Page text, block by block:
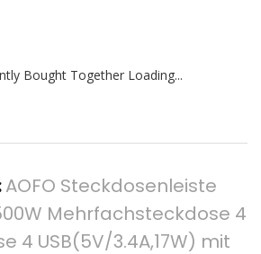
Bought Together Loading...
AOFO Steckdosenleiste
Mehrfachsteckdose 4
4 USB(5V/3.4A,17W) mit